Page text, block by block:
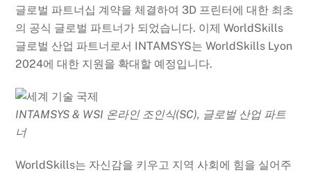
글로벌 파트너십 계약을 체결하여 3D 프린터에 대한 최초
의 공식 글로벌 파트너가 되었습니다. 이제 WorldSkills
글로벌 산업 파트너로서 INTAMSYS는 WorldSkills Lyon
2024에 대한 지원을 확대할 예정입니다.
INTAMSYS & WSI 온라인 조인식(SC), 글로벌 산업 파트
너
WorldSkills는 자신감을 키우고 지역 사회에 힘을 실어주